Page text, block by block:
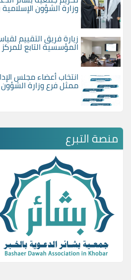
وزارة الشؤون
زيارة فريق التقييم
المؤسسية التابع
انتخاب أعضاء مجلس
ممثل فرع وزارة الشؤون
منصة التبرع